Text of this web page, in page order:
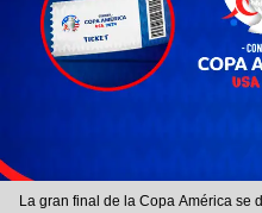
La gran final de la Copa América se